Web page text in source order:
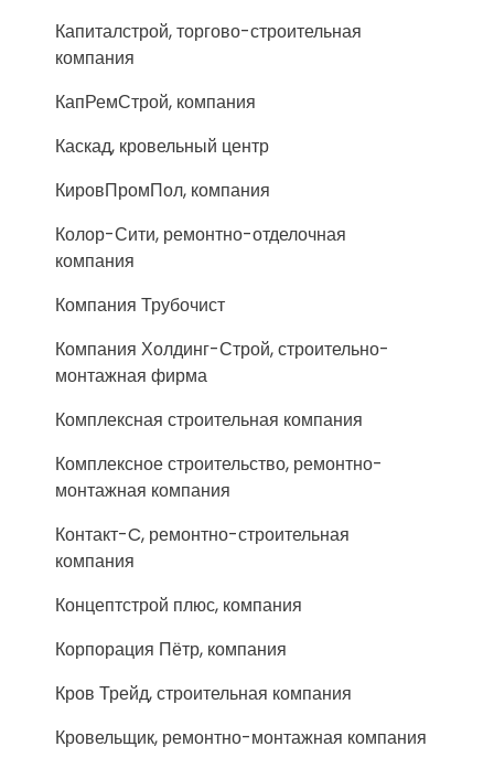
Капиталстрой, торгово-строительная
компания
КапРемСтрой, компания
Каскад, кровельный центр
КировПромПол, компания
Колор-Сити, ремонтно-отделочная
компания
Компания Трубочист
Компания Холдинг-Строй, строительно-
монтажная фирма
Комплексная строительная компания
Комплексное строительство, ремонтно-
монтажная компания
Контакт-C, ремонтно-строительная
компания
Концептстрой плюс, компания
Корпорация Пётр, компания
Кров Трейд, строительная компания
Кровельщик, ремонтно-монтажная компания